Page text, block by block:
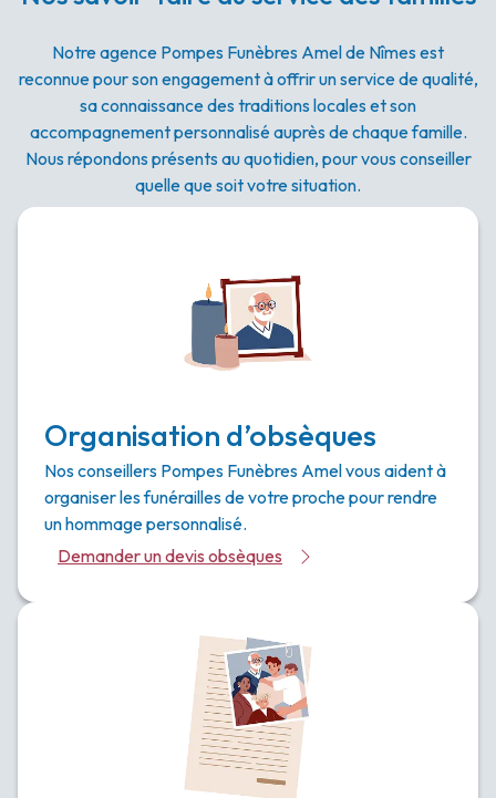
Notre agence Pompes Funèbres Amel de Nîmes est
reconnue pour son engagement à offrir un service de qualité,
sa connaissance des traditions locales et son
accompagnement personnalisé auprès de chaque famille.
Nous répondons présents au quotidien, pour vous conseiller
quelle que soit votre situation.
Organisation d’obsèques
Nos conseillers Pompes Funèbres Amel vous aident à
organiser les funérailles de votre proche pour rendre
un hommage personnalisé.
Demander un devis obsèques